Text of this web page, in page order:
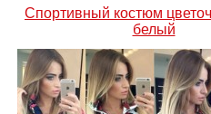
Спортивный костюм
белый